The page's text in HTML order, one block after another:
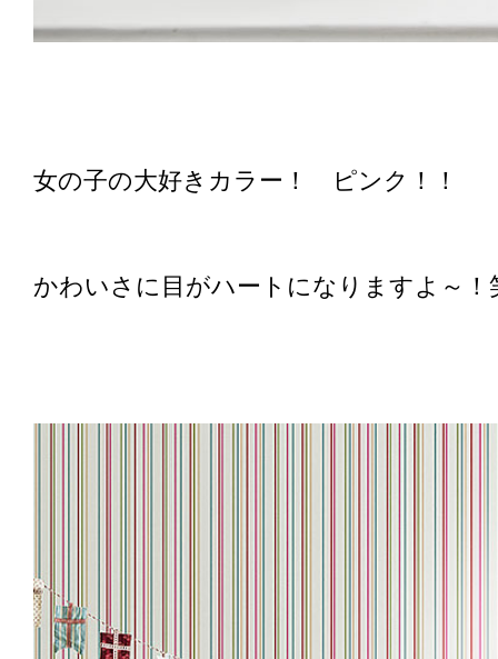
女の子の大好きカラー！ ピンク！！
かわいさに目がハートになりますよ～！